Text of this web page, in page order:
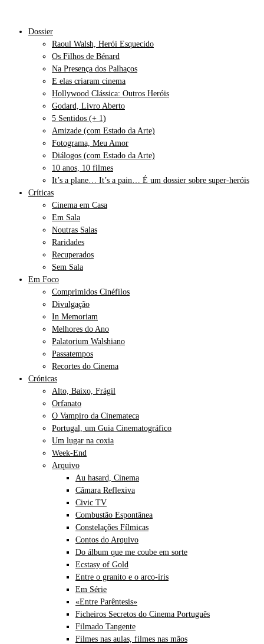
Dossier
Raoul Walsh, Herói Esquecido
Os Filhos de Bénard
Na Presença dos Palhaços
E elas criaram cinema
Hollywood Clássica: Outros Heróis
Godard, Livro Aberto
5 Sentidos (+ 1)
Amizade (com Estado da Arte)
Fotograma, Meu Amor
Diálogos (com Estado da Arte)
10 anos, 10 filmes
It’s a plane… It’s a pain… É um dossier sobre super-heróis
Críticas
Cinema em Casa
Em Sala
Noutras Salas
Raridades
Recuperados
Sem Sala
Em Foco
Comprimidos Cinéfilos
Divulgação
In Memoriam
Melhores do Ano
Palatorium Walshiano
Passatempos
Recortes do Cinema
Crónicas
Alto, Baixo, Frágil
Orfanato
O Vampiro da Cinemateca
Portugal, um Guia Cinematográfico
Um lugar na coxia
Week-End
Arquivo
Au hasard, Cinema
Câmara Reflexiva
Civic TV
Combustão Espontânea
Constelações Fílmicas
Contos do Arquivo
Do álbum que me coube em sorte
Ecstasy of Gold
Entre o granito e o arco-íris
Em Série
«Entre Parêntesis»
Ficheiros Secretos do Cinema Português
Filmado Tangente
Filmes nas aulas, filmes nas mãos